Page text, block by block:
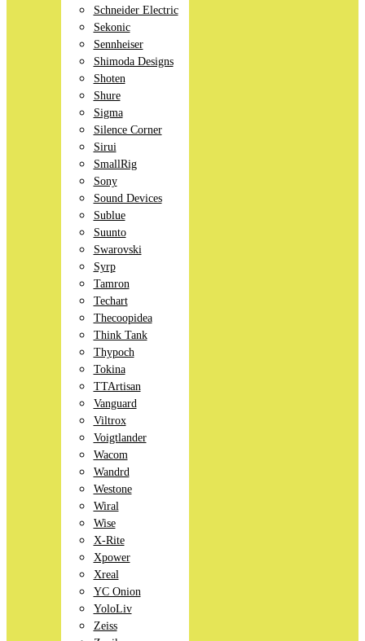
Schneider Electric
Sekonic
Sennheiser
Shimoda Designs
Shoten
Shure
Sigma
Silence Corner
Sirui
SmallRig
Sony
Sound Devices
Sublue
Suunto
Swarovski
Syrp
Tamron
Techart
Thecoopidea
Think Tank
Thypoch
Tokina
TTArtisan
Vanguard
Viltrox
Voigtlander
Wacom
Wandrd
Westone
Wiral
Wise
X-Rite
Xpower
Xreal
YC Onion
YoloLiv
Zeiss